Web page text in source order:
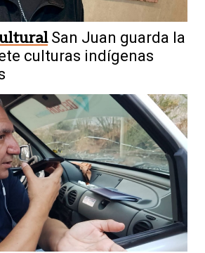
San Juan guarda la
culturas indígenas